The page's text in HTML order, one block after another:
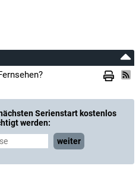
Serienstart kostenlos
werden:
weiter